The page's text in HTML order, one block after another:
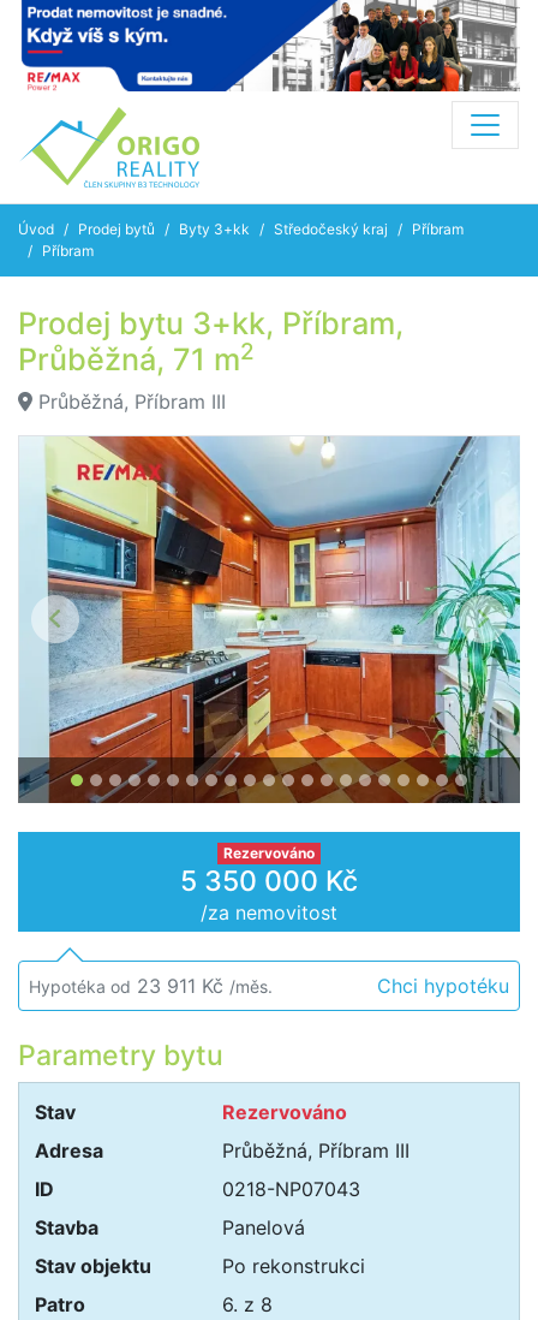
Úvod Prodej bytů Byty 3+kk Středočeský kraj
Příbram
Příbram
Prodej bytu 3+kk, Příbram,
Průběžná, 71 m2
Průběžná, Příbram III
Předchozí Další
Rezervováno
5 350 000 Kč
/za nemovitost
Hypotéka od 23 911 Kč /měs. Chci hypotéku
Parametry bytu
Stav
Rezervováno
Adresa
Průběžná, Příbram III
ID
0218-NP07043
Stavba
Panelová
Stav objektu
Po rekonstrukci
Patro
6. z 8